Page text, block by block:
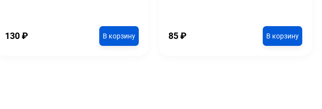
130₽ В корзину 85₽ В корзину